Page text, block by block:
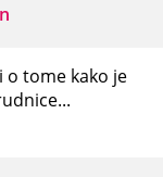
o tome kako je